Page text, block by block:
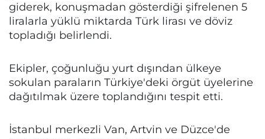
giderek, konuşmadan gösterdiği şifrelenen 5
liralarla yüklü miktarda Türk lirası ve döviz
topladığı belirlendi.
Ekipler, çoğunluğu yurt dışından ülkeye
sokulan paraların Türkiye'deki örgüt üyelerine
dağıtılmak üzere toplandığını tespit etti.
İstanbul merkezli Van, Artvin ve Düzce'de